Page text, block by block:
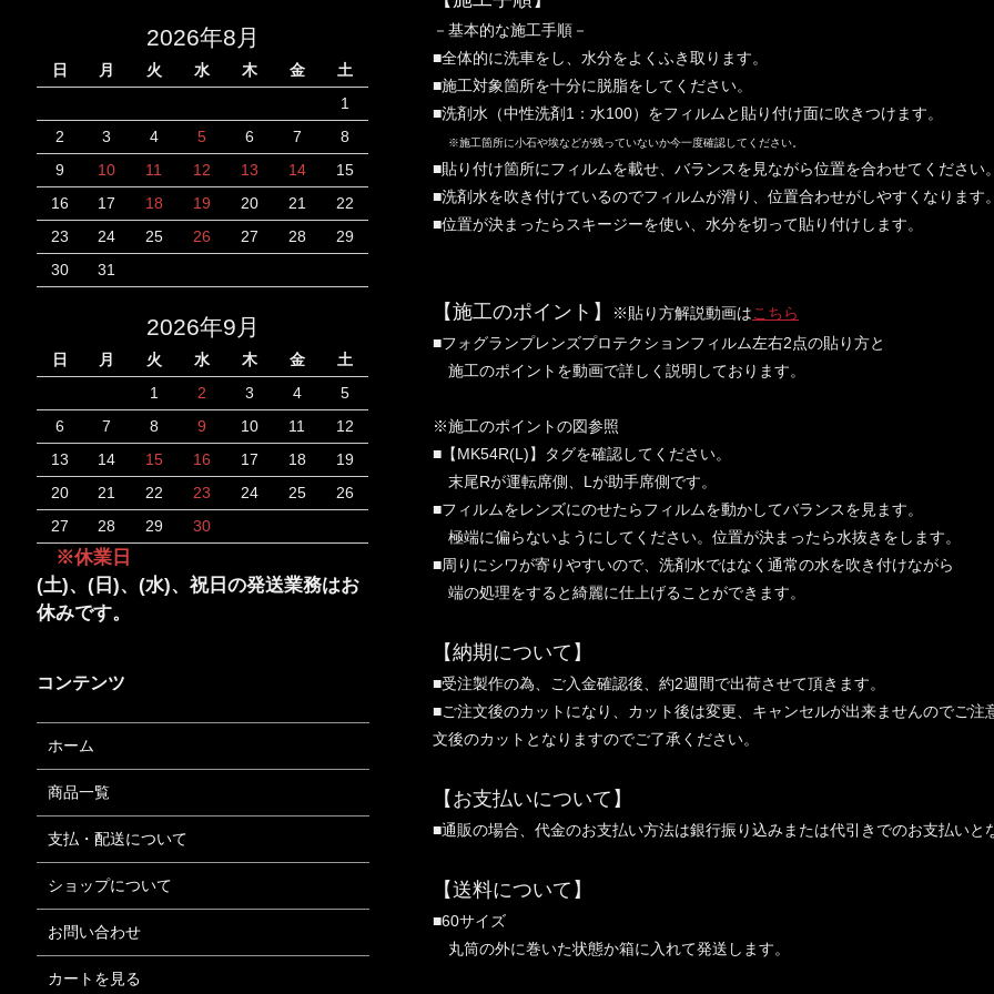
－基本的な施工手順－
■全体的に洗車をし、水分をよくふき取ります。
■施工対象箇所を十分に脱脂をしてください。
■洗剤水（中性洗剤1：水100）をフィルムと貼り付け面に吹きつけます。
※施工箇所に小石や埃などが残っていないか今一度確認してください。
■貼り付け箇所にフィルムを載せ、バランスを見ながら位置を合わせてください
■洗剤水を吹き付けているのでフィルムが滑り、位置合わせがしやすくなります
■位置が決まったらスキージーを使い、水分を切って貼り付けします。
【施工のポイント】 ※貼り方解説動画はこちら
■フォグランプレンズプロテクションフィルム左右2点の貼り方と
施工のポイントを動画で詳しく説明しております。
※施工のポイントの図参照
■【MK54R(L)】タグを確認してください。
末尾Rが運転席側、Lが助手席側です。
■フィルムをレンズにのせたらフィルムを動かしてバランスを見ます。
極端に偏らないようにしてください。位置が決まったら水抜きをします。
■周りにシワが寄りやすいので、洗剤水ではなく通常の水を吹き付けながら
端の処理をすると綺麗に仕上げることができます。
【納期について】
■受注製作の為、ご入金確認後、約2週間で出荷させて頂きます。
■ご注文後のカットになり、カット後は変更、キャンセルが出来ませんのでご
文後のカットとなりますのでご了承ください。
【お支払いについて】
■通販の場合、代金のお支払い方法は銀行振り込みまたは代引きでのお支払いと
【送料について】
■60サイズ
丸筒の外に巻いた状態か箱に入れて発送します。
2026年8月
日 月 火 水 木 金
土
1
2
3 4 5 6 7
8
9
10 11 12 13 14
15
16
17 18 19 20 21
22
23
24 25 26 27 28
29
30
31
2026年9月
日 月 火 水 木 金
土
1
2 3 4
5
6
7 8 9 10 11
12
13
14 15 16 17 18
19
20
21 22 23 24 25
26
27
28 29 30
※休業日
(土)、(日)、(水)、祝日の発送業務はお
休みです。
コンテンツ
ホーム
商品一覧
支払・配送について
ショップについて
お問い合わせ
カートを見る